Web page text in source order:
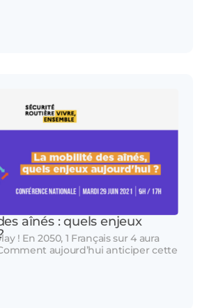
aînés : quels enjeux
! En 2050, 1 Français sur 4 aura
aujourd’hui anticiper cette